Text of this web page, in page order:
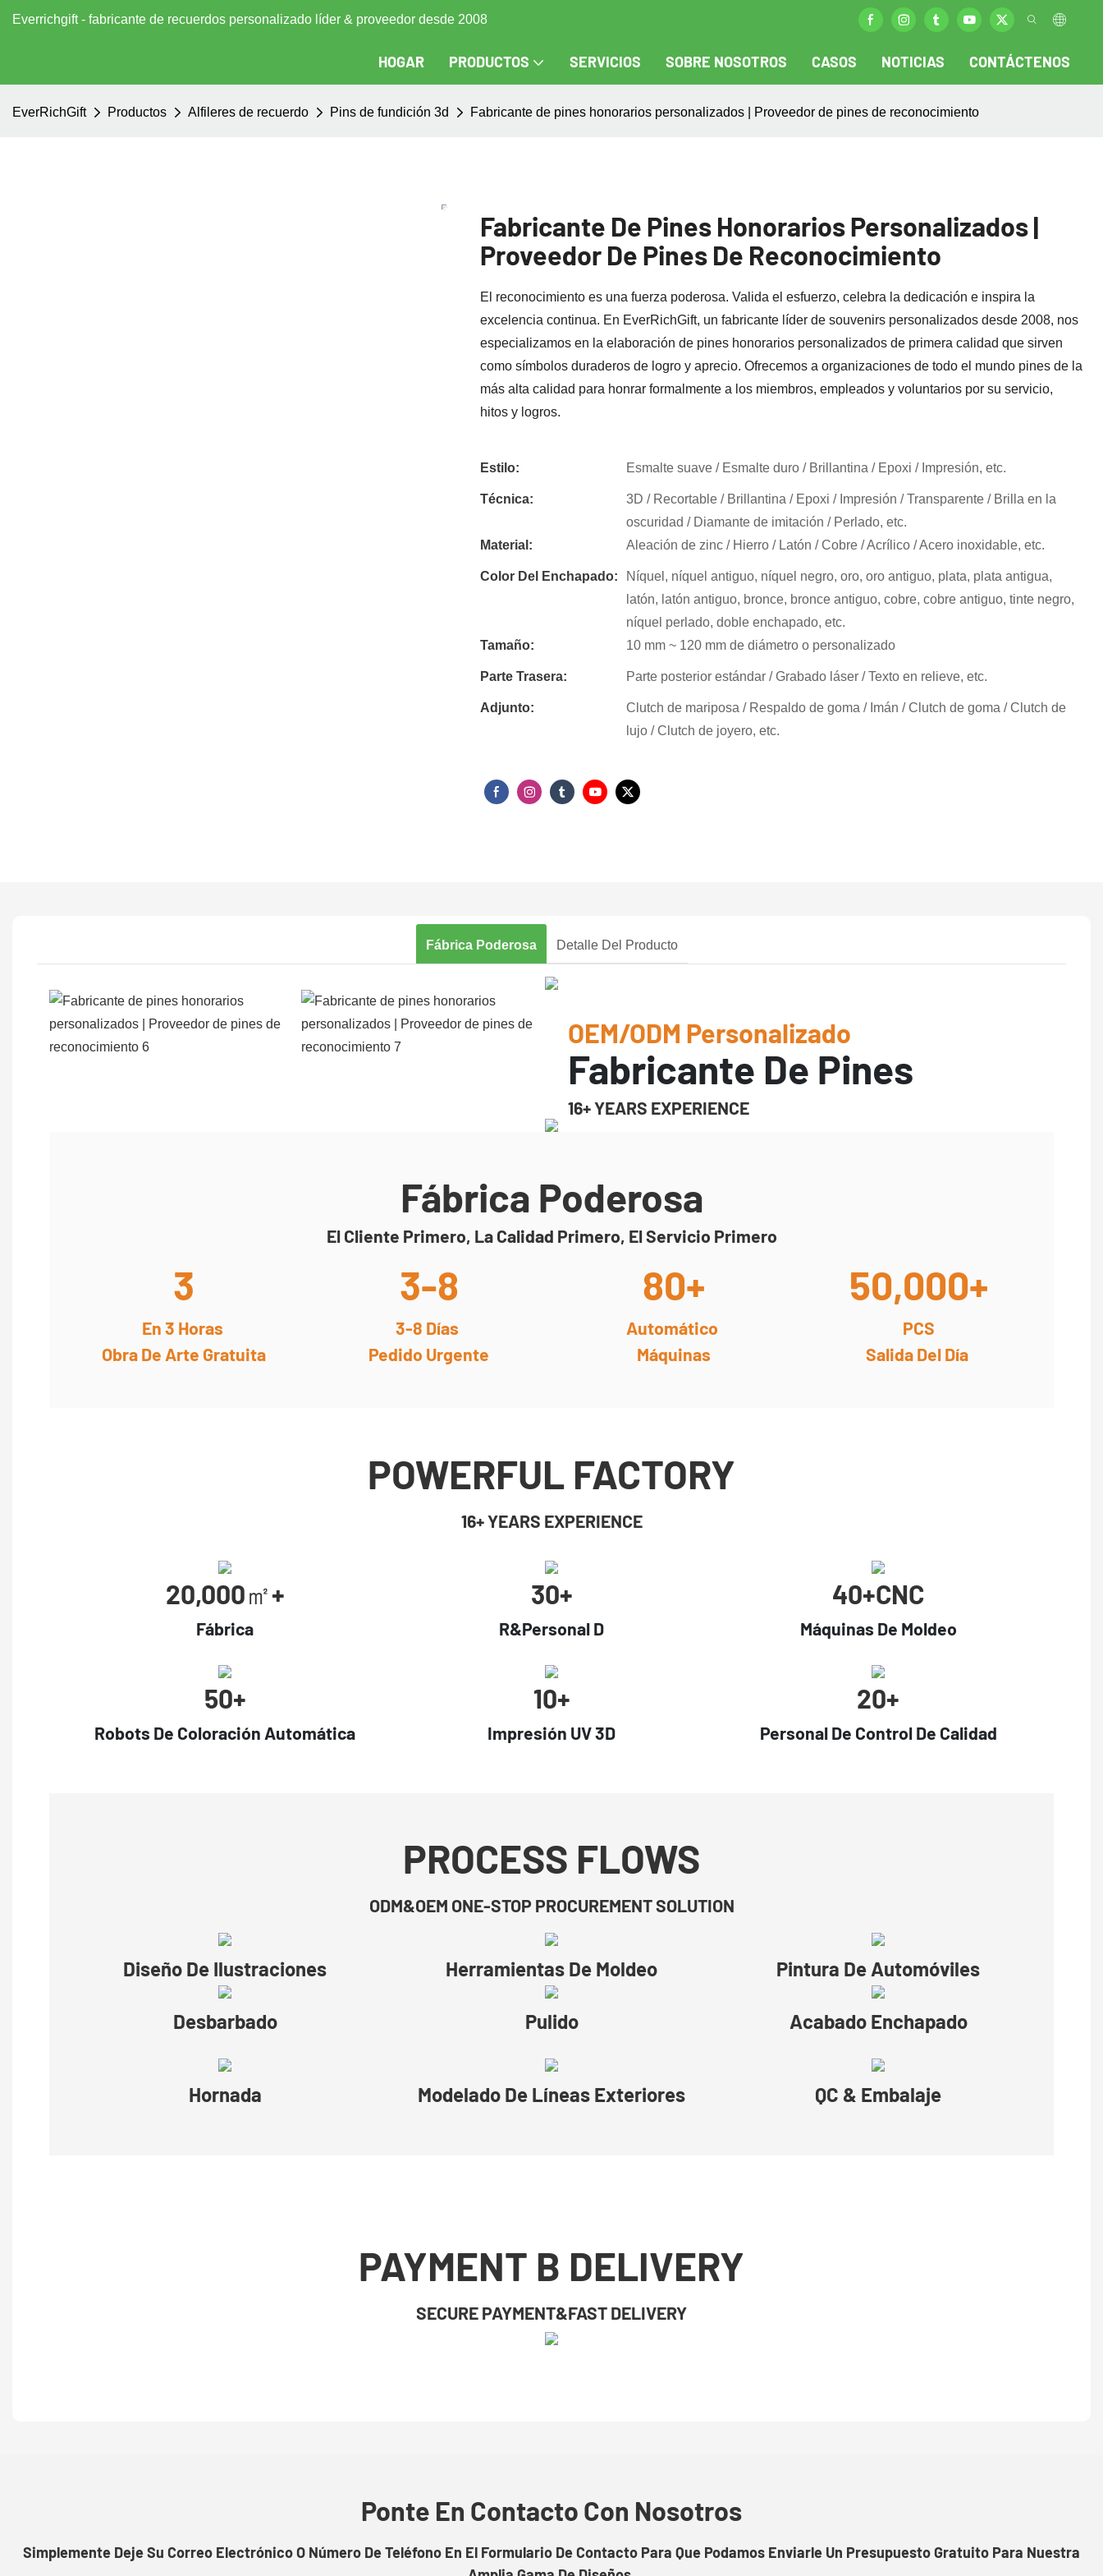
Everrichgift - fabricante de recuerdos personalizado líder & proveedor desde 2008
HOGAR PRODUCTOS SERVICIOS SOBRE NOSOTROS CASOS NOTICIAS CONTÁCTENOS
EverRichGift Productos Alfileres de recuerdo Pins de fundición 3d Fabricante de pines honorarios personalizados | Proveedor de pines de reconocimiento
Fabricante De Pines Honorarios Personalizados |
Proveedor De Pines De Reconocimiento
El reconocimiento es una fuerza poderosa. Valida el esfuerzo, celebra la dedicación e inspira la
excelencia continua. En EverRichGift, un fabricante líder de souvenirs personalizados desde 2008, nos
especializamos en la elaboración de pines honorarios personalizados de primera calidad que sirven
como símbolos duraderos de logro y aprecio. Ofrecemos a organizaciones de todo el mundo pines de la
más alta calidad para honrar formalmente a los miembros, empleados y voluntarios por su servicio,
hitos y logros.
Estilo: Esmalte suave / Esmalte duro / Brillantina / Epoxi / Impresión, etc.
Técnica:
3D / Recortable / Brillantina / Epoxi / Impresión / Transparente / Brilla en la
oscuridad / Diamante de imitación / Perlado, etc.
Material:
Aleación de zinc / Hierro / Latón / Cobre / Acrílico / Acero inoxidable, etc.
Color Del Enchapado:
Níquel, níquel antiguo, níquel negro, oro, oro antiguo, plata, plata antigua,
latón, latón antiguo, bronce, bronce antiguo, cobre, cobre antiguo, tinte negro,
níquel perlado, doble enchapado, etc.
Tamaño:
10 mm ~ 120 mm de diámetro o personalizado
Parte Trasera: Parte posterior estándar / Grabado láser / Texto en relieve, etc.
Adjunto:
Clutch de mariposa / Respaldo de goma / Imán / Clutch de goma / Clutch de
lujo / Clutch de joyero, etc.
Fábrica Poderosa Detalle Del Producto
OEM/ODM Personalizado
Fabricante De Pines
16+ YEARS EXPERIENCE
Fábrica Poderosa
El Cliente Primero, La Calidad Primero, El Servicio Primero
3
En 3 Horas
Obra De Arte Gratuita
3-8
3-8 Días
Pedido Urgente
80+
Automático
Máquinas
50,000+
PCS
Salida Del Día
POWERFUL FACTORY
16+ YEARS EXPERIENCE
20,000㎡+
Fábrica
30+
R&Personal D
40+cNC
Máquinas De Moldeo
50+
Robots De Coloración Automática
10+
Impresión UV 3D
20+
Personal De Control De Calidad
PROCESS FLOWS
ODM&OEM ONE-STOP PROCUREMENT SOLUTION
Diseño De Ilustraciones Herramientas De Moldeo Pintura De Automóviles
Desbarbado Pulido Acabado Enchapado
Hornada Modelado De Líneas Exteriores QC & Embalaje
PAYMENT B DELIVERY
SECURE PAYMENT&FAST DELIVERY
Ponte En Contacto Con Nosotros
Simplemente Deje Su Correo Electrónico O Número De Teléfono En El Formulario De Contacto Para Que Podamos Enviarle Un Presupuesto Gratuito Para Nuestra